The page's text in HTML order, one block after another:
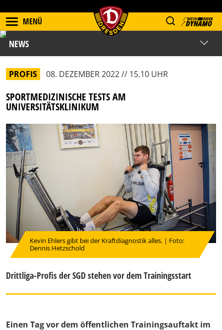
MENÜ
NEWS
PROFIS 08. DEZEMBER 2022 // 15.10 UHR
SPORTMEDIZINISCHE TESTS AM
UNIVERSITÄTSKLINIKUM
Kevin Ehlers gibt bei der Kraftdiagnostik alles. | Foto:
Dennis Hetzschold
Drittliga-Profis der SGD stehen vor dem Trainingsstart
Einen Tag vor dem öffentlichen Trainingsauftakt im